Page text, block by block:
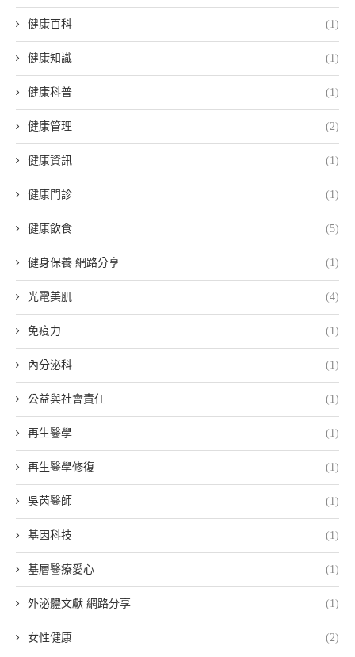
健康百科 (1)
健康知識 (1)
健康科普 (1)
健康管理 (2)
健康資訊 (1)
健康門診 (1)
健康飲食 (5)
健身保養 網路分享 (1)
光電美肌 (4)
免疫力 (1)
內分泌科 (1)
公益與社會責任 (1)
再生醫學 (1)
再生醫學修復 (1)
吳芮醫師 (1)
基因科技 (1)
基層醫療愛心 (1)
外泌體文獻 網路分享 (1)
女性健康 (2)